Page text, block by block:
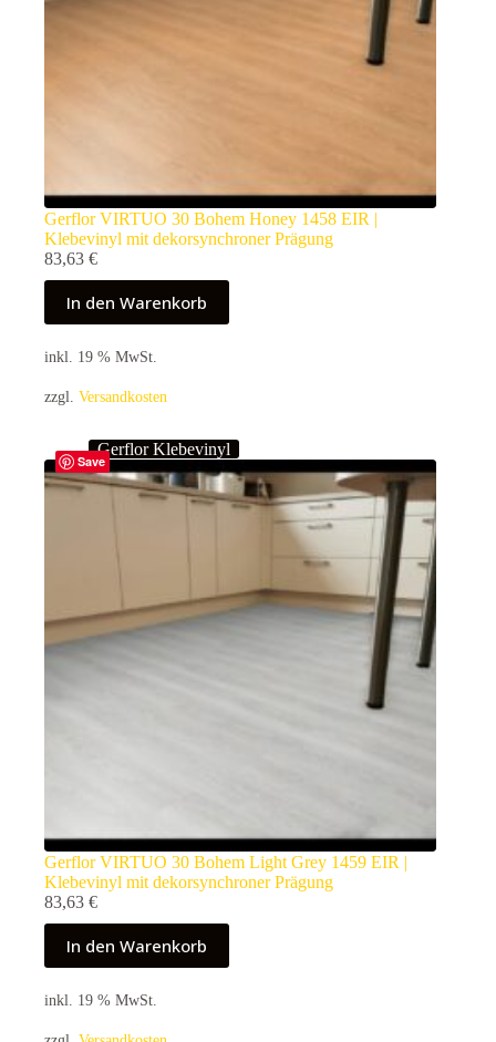
Gerflor VIRTUO 30 Bohem Honey 1458 EIR |
Klebevinyl mit dekorsynchroner Prägung
83,63 €
In den Warenkorb
inkl. 19 % MwSt.
zzgl. Versandkosten
Save
Gerflor Klebevinyl
Gerflor VIRTUO 30 Bohem Light Grey 1459 EIR |
Klebevinyl mit dekorsynchroner Prägung
83,63 €
In den Warenkorb
inkl. 19 % MwSt.